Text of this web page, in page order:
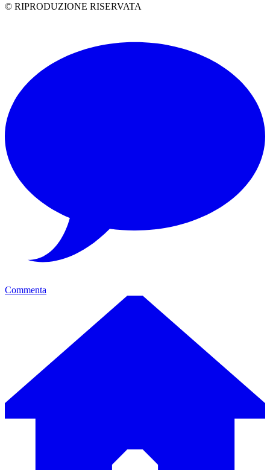
© RIPRODUZIONE RISERVATA
Commenta